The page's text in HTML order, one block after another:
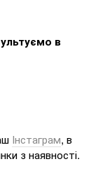
в
Інстаграм, в
з наявності.